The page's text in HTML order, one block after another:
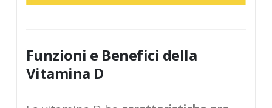
Funzioni e Benefici della
Vitamina D